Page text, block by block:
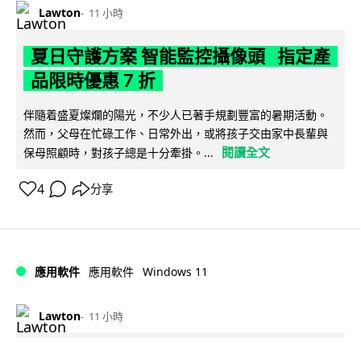
Lawton 11 小時
夏日守護方案 智能監控攝像頭 指定產
品限時優惠 7 折
伴隨着盛夏燦爛的陽光，不少人已著手規劃豐富的暑期活動。
然而，父母在忙碌工作、日常外出，或將孩子交由家中長輩與
保母照顧時，對孩子總是十分牽掛。...
閱讀全文
4 分享
應用軟件 應用軟件 Windows 11
Lawton 11 小時